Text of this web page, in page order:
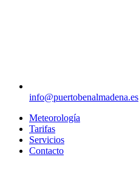
info@puertobenalmadena.es
Meteorología
Tarifas
Servicios
Contacto